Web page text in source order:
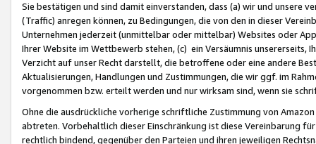
Sie bestätigen und sind damit einverstanden, dass (a) wir und
(Traffic) anregen können, zu Bedingungen, die von den in dieser
Unternehmen jederzeit (unmittelbar oder mittelbar) Websites oder
Ihrer Website im Wettbewerb stehen, (c) ein Versäumnis unsererseits,
Verzicht auf unser Recht darstellt, die betroffene oder eine andere
Aktualisierungen, Handlungen und Zustimmungen, die wir ggf. im
vorgenommen bzw. erteilt werden und nur wirksam sind, wenn sie
Ohne die ausdrückliche vorherige schriftliche Zustimmung von
abtreten. Vorbehaltlich dieser Einschränkung ist diese Vereinbarung
rechtlich bindend, gegenüber den Parteien und ihren jeweiligen